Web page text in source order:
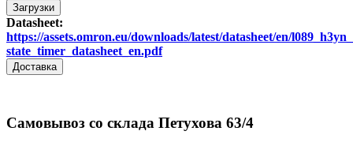
Загрузки
Datasheet:
https://assets.omron.eu/downloads/latest/datasheet/en/
state_timer_datasheet_en.pdf
Доставка
Самовывоз со склада Петухова 63/4